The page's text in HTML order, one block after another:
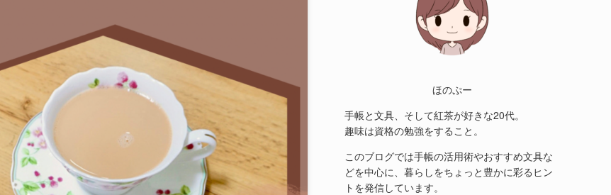
ほのぷー
手帳と文具、そして紅茶が好きな20代。
趣味は資格の勉強をすること。
このブログでは手帳の活用術やおすすめ文具な
どを中心に、暮らしをちょっと豊かに彩るヒン
トを発信しています。